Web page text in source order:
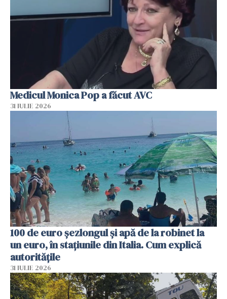
Medicul Monica Pop a făcut AVC
31 IULIE 2026
100 de euro șezlongul și apă de la robinet la
un euro, în stațiunile din Italia. Cum explică
autoritățile
31 IULIE 2026